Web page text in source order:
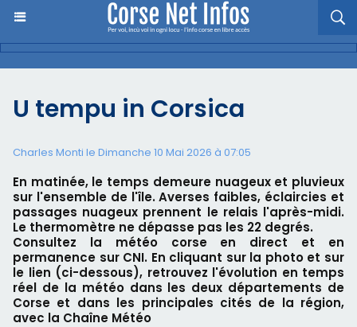
U tempu in Corsica
Charles Monti le Dimanche 10 Mai 2026 à 07:05
En matinée, le temps demeure nuageux et pluvieux
sur l'ensemble de l'île. Averses faibles, éclaircies et
passages nuageux prennent le relais l'après-midi.
Le thermomètre ne dépasse pas les 22 degrés.
Consultez la météo corse en direct et en
permanence sur CNI. En cliquant sur la photo et sur
le lien (ci-dessous), retrouvez l'évolution en temps
réel de la météo dans les deux départements de
Corse et dans les principales cités de la région,
avec la Chaîne Météo